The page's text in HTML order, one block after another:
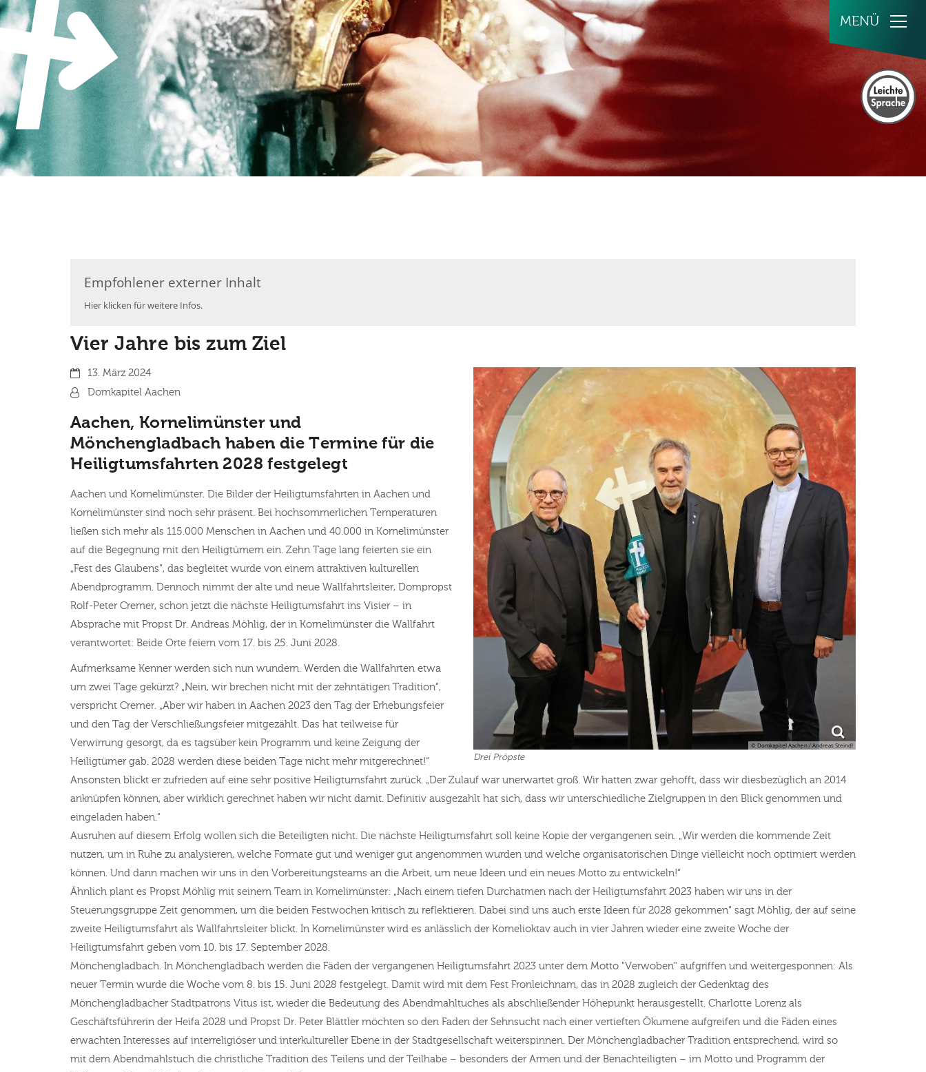
Zum Inhalt springen
Empfohlener externer Inhalt
Hier klicken für weitere Infos.
Vier Jahre bis zum Ziel
© Domkapitel Aachen / Andreas Steindl
Drei Pröpste
Datum:13. März 2024
Von:Domkapitel Aachen
Aachen, Kornelimünster und
Mönchengladbach haben die Termine für die
Heiligtumsfahrten 2028 festgelegt
Aachen und Kornelimünster. Die Bilder der Heiligtumsfahrten in Aachen und
Kornelimünster sind noch sehr präsent. Bei hochsommerlichen Temperaturen
ließen sich mehr als 115.000 Menschen in Aachen und 40.000 in Kornelimünster
auf die Begegnung mit den Heiligtümern ein. Zehn Tage lang feierten sie ein
„Fest des Glaubens“, das begleitet wurde von einem attraktiven kulturellen
Abendprogramm. Dennoch nimmt der alte und neue Wallfahrtsleiter, Dompropst
Rolf-Peter Cremer, schon jetzt die nächste Heiligtumsfahrt ins Visier – in
Absprache mit Propst Dr. Andreas Möhlig, der in Kornelimünster die Wallfahrt
verantwortet: Beide Orte feiern vom 17. bis 25. Juni 2028.
Aufmerksame Kenner werden sich nun wundern. Werden die Wallfahrten etwa
um zwei Tage gekürzt? „Nein, wir brechen nicht mit der zehntätigen Tradition“,
verspricht Cremer. „Aber wir haben in Aachen 2023 den Tag der Erhebungsfeier
und den Tag der Verschließungsfeier mitgezählt. Das hat teilweise für
Verwirrung gesorgt, da es tagsüber kein Programm und keine Zeigung der
Heiligtümer gab. 2028 werden diese beiden Tage nicht mehr mitgerechnet!“
Ansonsten blickt er zufrieden auf eine sehr positive Heiligtumsfahrt zurück. „Der Zulauf war unerwartet groß. Wir hatten zwar gehofft, dass wir diesbezüglich an 2014
anknüpfen können, aber wirklich gerechnet haben wir nicht damit. Definitiv ausgezahlt hat sich, dass wir unterschiedliche Zielgruppen in den Blick genommen und
eingeladen haben.“
Ausruhen auf diesem Erfolg wollen sich die Beteiligten nicht. Die nächste Heiligtumsfahrt soll keine Kopie der vergangenen sein. „Wir werden die kommende Zeit
nutzen, um in Ruhe zu analysieren, welche Formate gut und weniger gut angenommen wurden und welche organisatorischen Dinge vielleicht noch optimiert werden
können. Und dann machen wir uns in den Vorbereitungsteams an die Arbeit, um neue Ideen und ein neues Motto zu entwickeln!“
Ähnlich plant es Propst Möhlig mit seinem Team in Kornelimünster: „Nach einem tiefen Durchatmen nach der Heiligtumsfahrt 2023 haben wir uns in der
Steuerungsgruppe Zeit genommen, um die beiden Festwochen kritisch zu reflektieren. Dabei sind uns auch erste Ideen für 2028 gekommen“ sagt Möhlig, der auf seine
zweite Heiligtumsfahrt als Wallfahrtsleiter blickt. In Kornelimünster wird es anlässlich der Kornelioktav auch in vier Jahren wieder eine zweite Woche der
Heiligtumsfahrt geben vom 10. bis 17. September 2028.
Mönchengladbach. In Mönchengladbach werden die Fäden der vergangenen Heiligtumsfahrt 2023 unter dem Motto "Verwoben" aufgriffen und weitergesponnen: Als
neuer Termin wurde die Woche vom 8. bis 15. Juni 2028 festgelegt. Damit wird mit dem Fest Fronleichnam, das in 2028 zugleich der Gedenktag des
Mönchengladbacher Stadtpatrons Vitus ist, wieder die Bedeutung des Abendmahltuches als abschließender Höhepunkt herausgestellt. Charlotte Lorenz als
Geschäftsführerin der Heifa 2028 und Propst Dr. Peter Blättler möchten so den Faden der Sehnsucht nach einer vertieften Ökumene aufgreifen und die Fäden eines
erwachten Interesses auf interreligiöser und interkultureller Ebene in der Stadtgesellschaft weiterspinnen. Der Mönchengladbacher Tradition entsprechend, wird so
mit dem Abendmahlstuch die christliche Tradition des Teilens und der Teilhabe – besonders der Armen und der Benachteiligten – im Motto und Programm der